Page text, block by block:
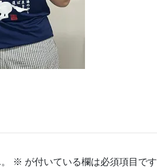
※ が付いている欄は必須項目です